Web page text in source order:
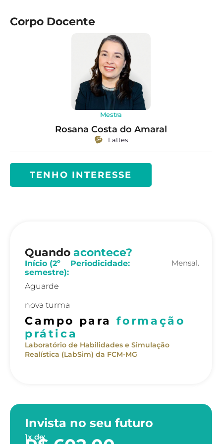
Corpo Docente
Mestra
Rosana Costa do Amaral
Lattes
TENHO INTERESSE
Quando acontece?
Início (2º
semestre):
Aguarde
nova turma
Periodicidade: Mensal.
Campo para formação
prática
Laboratório de Habilidades e Simulação
Realística (LabSim) da FCM-MG
Invista no seu futuro
1x de: